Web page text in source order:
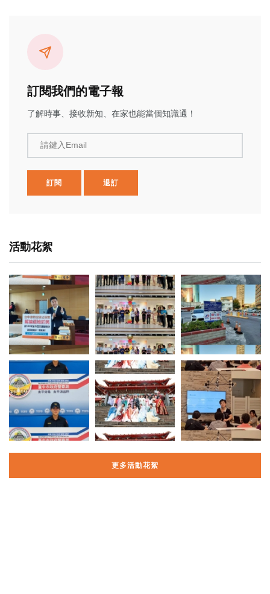
訂閱我們的電子報
了解時事、接收新知、在家也能當個知識通！
請鍵入Email
訂閱 退訂
活動花絮
更多活動花絮